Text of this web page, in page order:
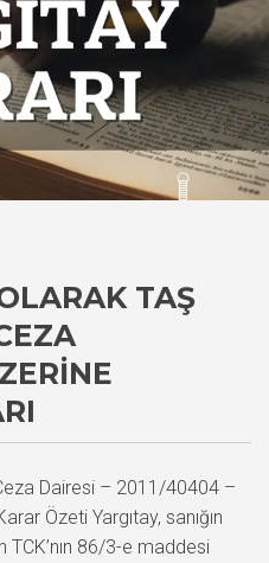
TAŞ
Dairesi – 2011/40404 –
Özeti Yargıtay, sanığın
86/3-e maddesi